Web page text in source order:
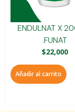
ENDULNAT X
.FUNAT
$22,000
Añadir al carrito